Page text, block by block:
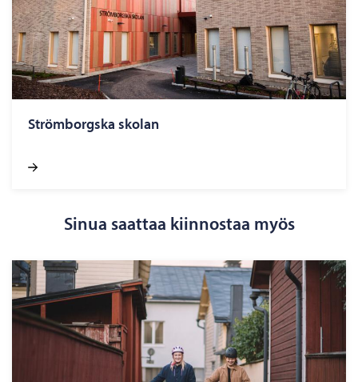
Ström­borgs­ka sko­lan
Sinua saattaa kiinnostaa myös